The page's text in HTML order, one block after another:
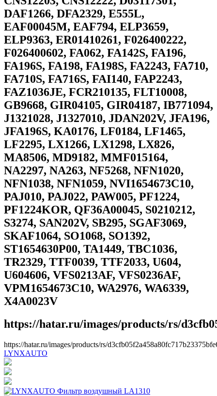
DAF1266, DFA2329, E555L,
EAF00045M, EAF794, ELP3659,
ELP9363, ER01410261, F026400222,
F026400602, FA062, FA142S, FA196,
FA196S, FA198, FA198S, FA2243, FA710,
FA710S, FA716S, FAI140, FAP2243,
FAZ1036JE, FCR210135, FLT10008,
GB9668, GIR04105, GIR04187, IB771094,
J1321028, J1327010, JDAN202V, JFA196,
JFA196S, KA0176, LF0184, LF1465,
LF2295, LX1266, LX1298, LX826,
MA8506, MD9182, MMF015164,
NA2297, NA263, NF5268, NFN1020,
NFN1038, NFN1059, NVI1654673C10,
PAJ010, PAJ022, PAW005, PF1224,
PF1224KOR, QF36A00045, S0210212,
S3274, SAN202V, SB295, SGAF3069,
SKAF1064, SO1068, SO1392,
ST1654630P00, TA1449, TBC1036,
TR2329, TTF0039, TTF2033, U604,
U604606, VFS0213AF, VFS0236AF,
VPM1654673C10, WA2976, WA6339,
X4A0023V
https://hatar.ru/images/products/rs/
https://hatar.ru/images/products/rs/
LYNXAUTO